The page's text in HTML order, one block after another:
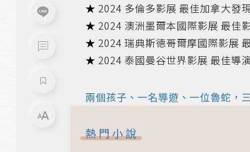
★ 2024 多倫多影展 最佳加拿大發
★ 2024 澳洲墨爾本國際影展 最佳
★ 2024 瑞典斯德哥爾摩國際影展
★ 2024 泰國曼谷世界影展 最佳導
兩個孩子、一名導遊、一位魯蛇，
熱門小說